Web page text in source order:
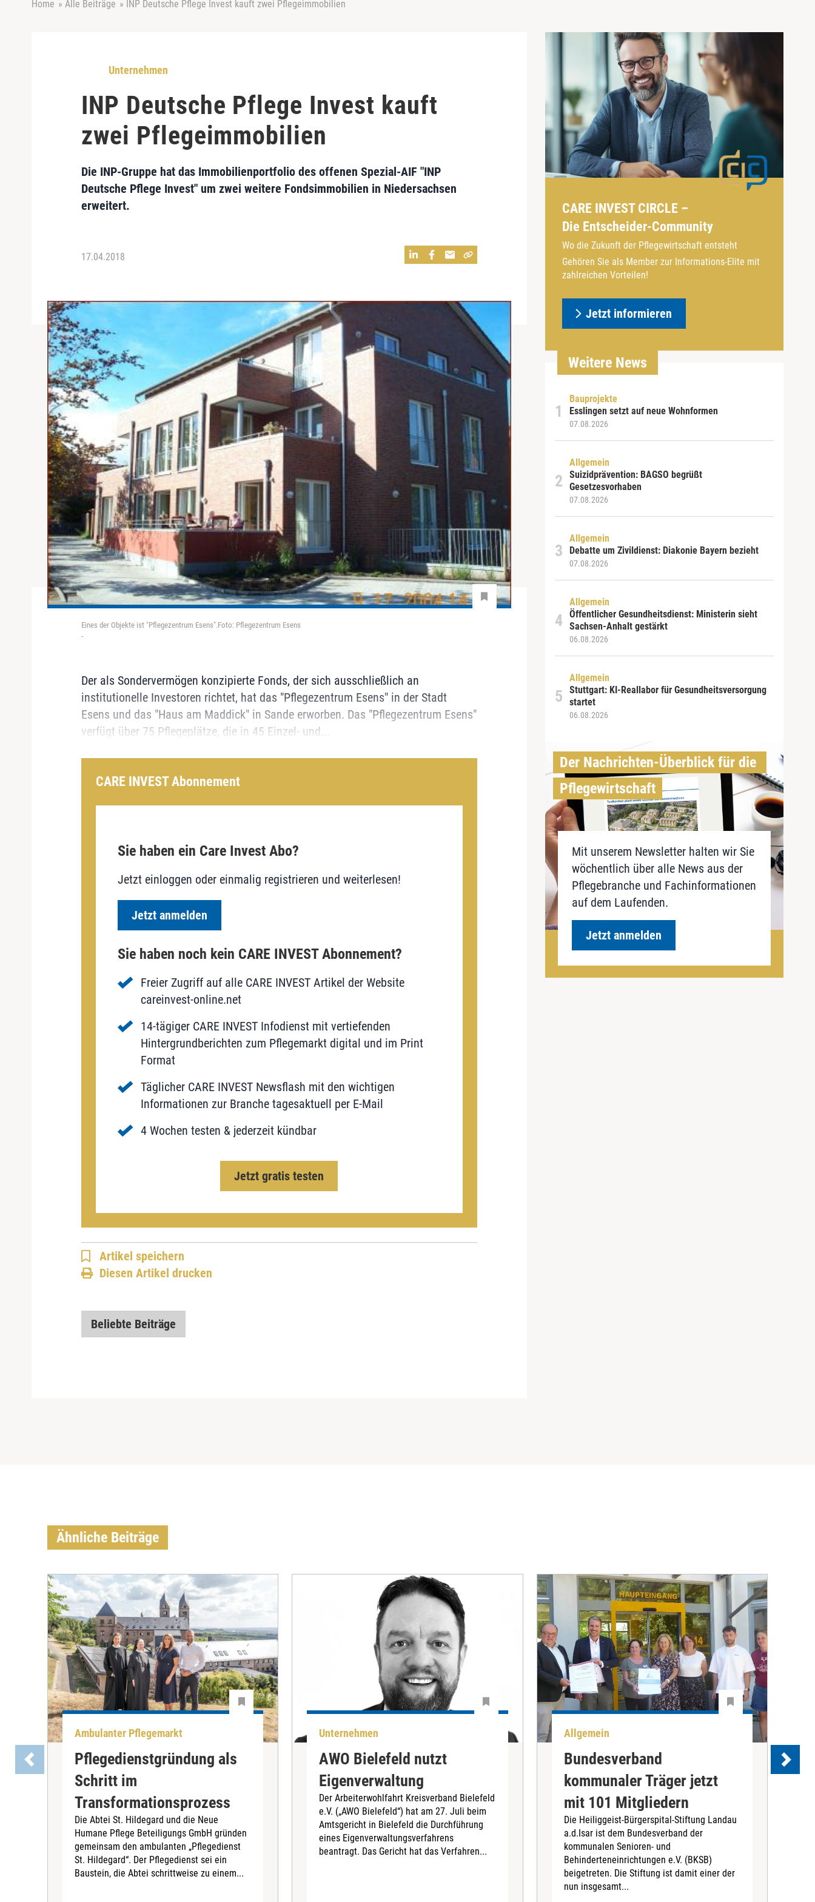
Home » Alle Beiträge » INP Deutsche Pflege Invest kauft zwei Pflegeimmobilien
Unternehmen
INP Deutsche Pflege Invest kauft
zwei Pflegeimmobilien
Die INP-Gruppe hat das Immobilienportfolio des offenen Spezial-AIF "INP
Deutsche Pflege Invest" um zwei weitere Fondsimmobilien in Niedersachsen
erweitert.
17.04.2018
Eines der Objekte ist "Pflegezentrum Esens".Foto: Pflegezentrum Esens
-
Der als Sondervermögen konzipierte Fonds, der sich ausschließlich an
institutionelle Investoren richtet, hat das "Pflegezentrum Esens" in der Stadt
Esens und das "Haus am Maddick" in Sande erworben. Das "Pflegezentrum Esens"
verfügt über 75 Pflegeplätze, die in 45 Einzel- und...
CARE INVEST Abonnement
Sie haben ein Care Invest Abo?
Jetzt einloggen oder einmalig registrieren und weiterlesen!
Jetzt anmelden
Sie haben noch kein CARE INVEST Abonnement?
Freier Zugriff auf alle CARE INVEST Artikel der Website
careinvest-online.net
14-tägiger CARE INVEST Infodienst mit vertiefenden
Hintergrundberichten zum Pflegemarkt digital und im Print
Format
Täglicher CARE INVEST Newsflash mit den wichtigen
Informationen zur Branche tagesaktuell per E-Mail
4 Wochen testen & jederzeit kündbar
Jetzt gratis testen
Artikel speichern
Diesen Artikel drucken
Beliebte Beiträge
CARE INVEST CIRCLE –
Die Entscheider-Community
Wo die Zukunft der Pflegewirtschaft entsteht
Gehören Sie als Member zur Informations-Elite mit
zahlreichen Vorteilen!
Jetzt informieren
Weitere News
Bauprojekte
Esslingen setzt auf neue Wohnformen
07.08.2026
Allgemein
Suizidprävention: BAGSO begrüßt
Gesetzesvorhaben
07.08.2026
Allgemein
Debatte um Zivildienst: Diakonie Bayern bezieht
07.08.2026
Allgemein
Öffentlicher Gesundheitsdienst: Ministerin sieht
Sachsen-Anhalt gestärkt
06.08.2026
Allgemein
Stuttgart: KI-Reallabor für Gesundheitsversorgung
startet
06.08.2026
Der Nachrichten-Überblick für die
Pflegewirtschaft
Mit unserem Newsletter halten wir Sie
wöchentlich über alle News aus der
Pflegebranche und Fachinformationen
auf dem Laufenden.
Jetzt anmelden
Ähnliche Beiträge
Ambulanter Pflegemarkt
Pflegedienstgründung als
Schritt im
Transformationsprozess
Die Abtei St. Hildegard und die Neue
Humane Pflege Beteiligungs GmbH gründen
gemeinsam den ambulanten „Pflegedienst
St. Hildegard“. Der Pflegedienst sei ein
Baustein, die Abtei schrittweise zu einem...
Unternehmen
AWO Bielefeld nutzt
Eigenverwaltung
Der Arbeiterwohlfahrt Kreisverband Bielefeld
e.V. („AWO Bielefeld“) hat am 27. Juli beim
Amtsgericht in Bielefeld die Durchführung
eines Eigenverwaltungsverfahrens
beantragt. Das Gericht hat das Verfahren...
Allgemein
Bundesverband
kommunaler Träger jetzt
mit 101 Mitgliedern
Die Heiliggeist-Bürgerspital-Stiftung Landau
a.d.Isar ist dem Bundesverband der
kommunalen Senioren- und
Behinderteneinrichtungen e.V. (BKSB)
beigetreten. Die Stiftung ist damit einer der
nun insgesamt...